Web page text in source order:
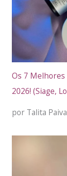
Os 7 Melhores
2026! (Siage,
por Talita Paiva